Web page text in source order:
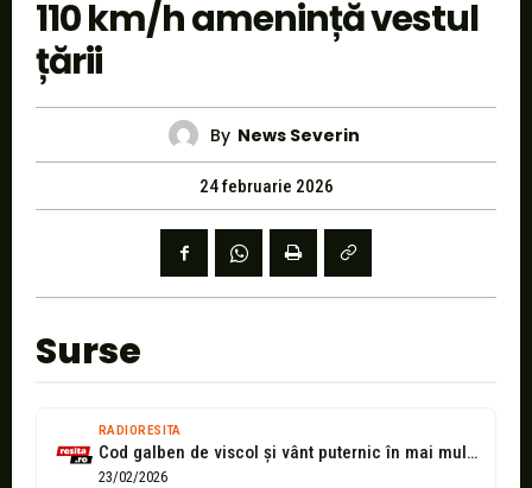
110 km/h amenință vestul
țării
By News Severin
24 februarie 2026
Surse
RADIORESITA
Cod galben de viscol şi vânt puternic în mai multe regiuni din...
23/02/2026